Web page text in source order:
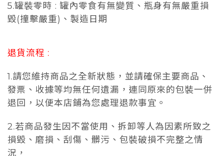
5.罐裝零時 : 罐內零食有無變質、瓶身有無嚴重損
毀(撞擊嚴重)、製造日期
退貨流程 :
1.請您維持商品之全新狀態，並請確保主要商品、
發票、收據等均無任何遺漏，連同原來的包裝一併
退回，以便本店鋪為您處理退款事宜。
2.若商品發生因不當使用、拆卸等人為因素所致之
損毀、磨損、刮傷、髒污、包裝破損不完整之情
況，